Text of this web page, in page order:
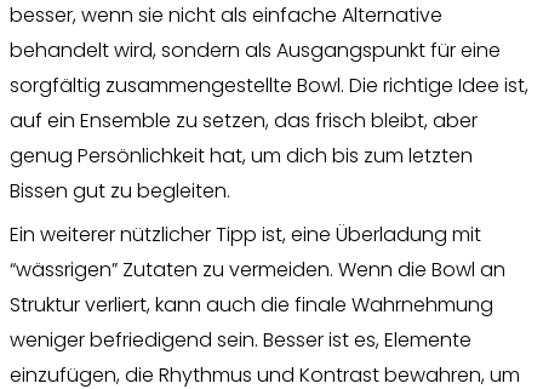
besser, wenn sie nicht als einfache Alternative
behandelt wird, sondern als Ausgangspunkt für eine
sorgfältig zusammengestellte Bowl. Die richtige Idee ist,
auf ein Ensemble zu setzen, das frisch bleibt, aber
genug Persönlichkeit hat, um dich bis zum letzten
Bissen gut zu begleiten.
Ein weiterer nützlicher Tipp ist, eine Überladung mit
“wässrigen” Zutaten zu vermeiden. Wenn die Bowl an
Struktur verliert, kann auch die finale Wahrnehmung
weniger befriedigend sein. Besser ist es, Elemente
einzufügen, die Rhythmus und Kontrast bewahren, um